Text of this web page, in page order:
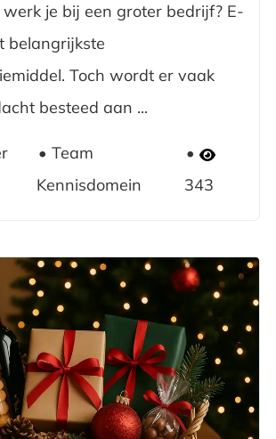
je bij een groter bedrijf? E-
belangrijkste
Toch wordt er vaak
besteed aan ...
Team
Kennisdomein
343